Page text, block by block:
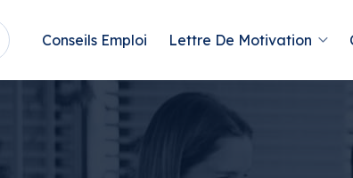
Conseils Emploi Lettre De Motivation